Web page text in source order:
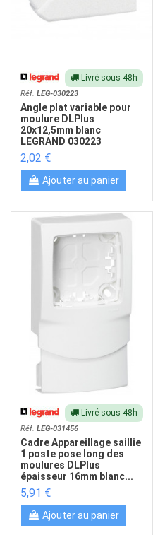
Livré sous 48h
Réf.LEG-030223
Angle plat variable pour
moulure DLPlus
20x12,5mm blanc
LEGRAND 030223
2,02 €
Ajouter au panier
Livré sous 48h
Réf.LEG-031456
Cadre Appareillage saillie
1 poste pose long des
moulures DLPlus
épaisseur 16mm blanc...
5,91 €
Ajouter au panier